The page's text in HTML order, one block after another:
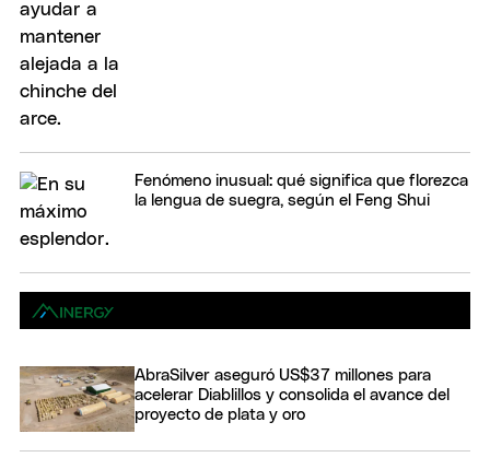
Fenómeno inusual: qué significa que florezca
la lengua de suegra, según el Feng Shui
AbraSilver aseguró US$37 millones para
acelerar Diablillos y consolida el avance del
proyecto de plata y oro